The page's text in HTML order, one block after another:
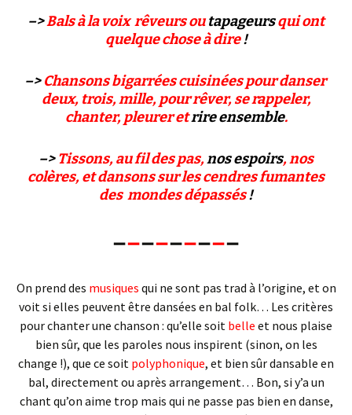
–>Bals à la voix rêveurs outapageursqui ont
quelque chose à dire!
–>Chansons bigarrées cuisinées pour danser
deux, trois, mille, pour rêver, se rappeler,
chanter, pleurer etrire ensemble.
–>Tissons, au fil des pas,nos espoirs, nos
colères, et dansons sur les cendres fumantes
des mondes dépassés!
–––––––––
On prend des musiques qui ne sont pas trad à l’origine, et on
voit si elles peuvent être dansées en bal folk… Les critères
pour chanter une chanson : qu’elle soit belle et nous plaise
bien sûr, que les paroles nous inspirent (sinon, on les
change !), que ce soit polyphonique, et bien sûr dansable en
bal, directement ou après arrangement… Bon, si y’a un
chant qu’on aime trop mais qui ne passe pas bien en danse,